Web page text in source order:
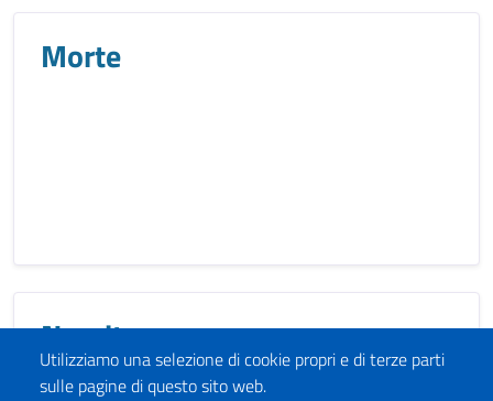
Utilizziamo una selezione di cookie propri e di terze parti
sulle pagine di questo sito web.
Morte
Nascita